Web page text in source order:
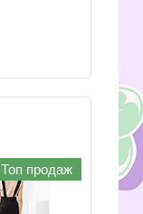
Топ продаж